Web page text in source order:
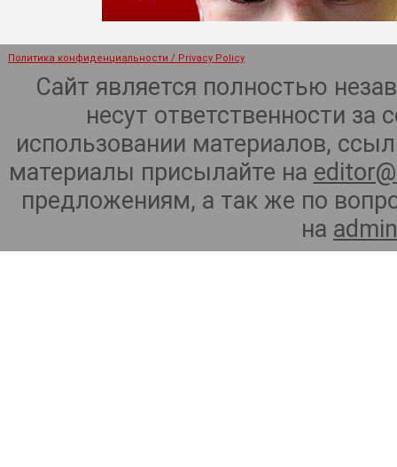
Политика конфиденциальности / Privacy Policy
Сайт является полностью
несут ответственности
использовании материалов,
материалы присылайте на
предложениям, а так же по
на